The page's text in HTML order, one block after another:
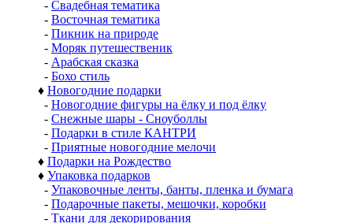
- Свадебная тематика
- Восточная тематика
- Пикник на природе
- Моряк путешественик
- Арабская сказка
- Бохо стиль
♦ Новогодние подарки
- Новогодние фигуры на ёлку и под ёлку
- Снежные шары - Сноуболлы
- Подарки в стиле КАНТРИ
- Приятные новогодние мелочи
♦ Подарки на Рождество
♦ Упаковка подарков
- Упаковочные ленты, банты, пленка и бумага
- Подарочные пакеты, мешочки, коробки
- Ткани для декорирования